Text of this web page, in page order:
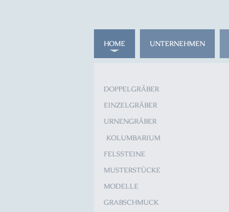
HOME UNTERNEHMEN
DOPPELGRÄBER
EINZELGRÄBER
URNENGRÄBER
KOLUMBARIUM
FELSSTEINE
MUSTERSTÜCKE
MODELLE
GRABSCHMUCK